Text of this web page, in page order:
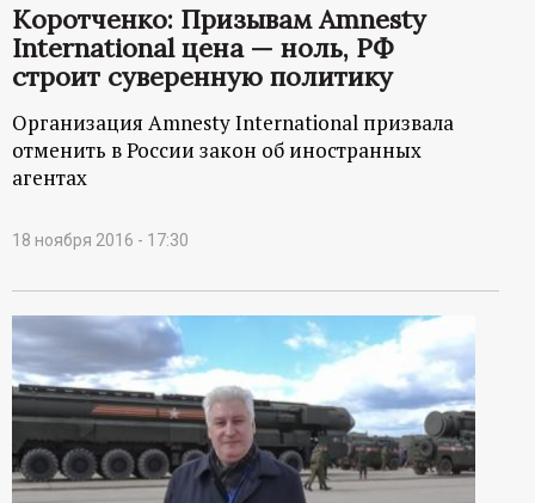
Коротченко: Призывам Amnesty
International цена — ноль, РФ
строит суверенную политику
Организация Amnesty International призвала
отменить в России закон об иностранных
агентах
18 ноября 2016 - 17:30